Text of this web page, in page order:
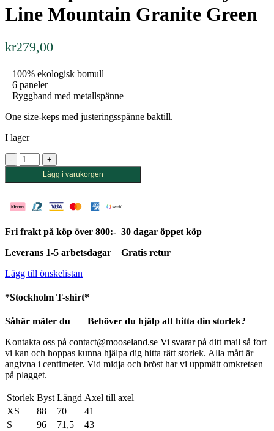
Line Mountain Granite Green
kr279,00
– 100% ekologisk bomull
– 6 paneler
– Ryggband med metallspänne
One size-keps med justeringsspänne baktill.
I lager
Soft
Cap
Slussen
Line
Mountain
Green
Lägg i varukorgen
Fri frakt på köp över 800:- 30 dagar öppet köp
Leverans 1-5 arbetsdagar Gratis retur
Lägg till önskelistan
*Stockholm T-shirt*
Såhär mäter du
Behöver du hjälp att hitta din storlek?
Kontakta oss på contact@mooseland.se Vi svarar på ditt mail så fort
vi kan och hoppas kunna hjälpa dig hitta rätt storlek. Alla mått är
angivna i centimeter. Vid midja och bröst har vi uppmätt omkretsen
på plagget.
Storlek Byst Längd Axel till axel
XS
88 70
41
S
96 71,5
43